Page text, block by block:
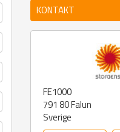
KONTAKT
FE1000
791 80Falun
Sverige